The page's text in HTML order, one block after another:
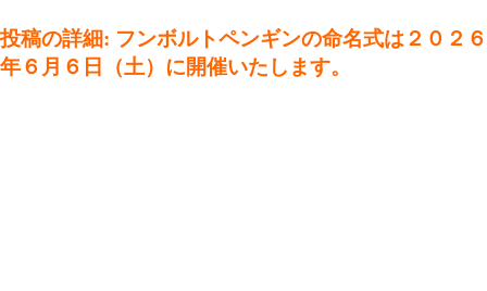
投稿の詳細: フンボルトペンギンの命名式は２０２６
年６月６日（土）に開催いたします。